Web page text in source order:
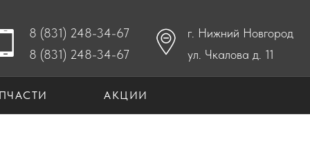
8 (831) 248-34-67
8 (831) 248-34-67
г. Нижний Новгород
ул. Чкалова д. 11
АКЦИИ